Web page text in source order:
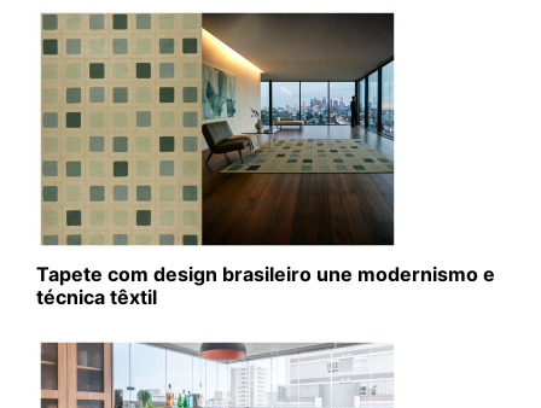
Tapete com design brasileiro une modernismo e
técnica têxtil